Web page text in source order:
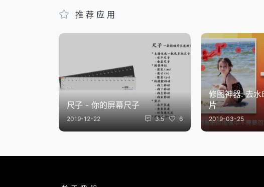
推荐应用
尺子 - 你的屏幕尺子
2019-12-22 3.5 6
修图神器: 去水
片
2019-03-25